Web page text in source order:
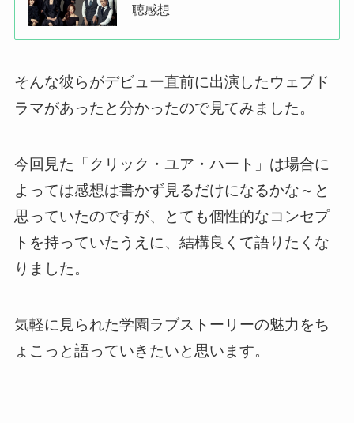
聴感想
そんな彼らがデビュー直前に出演したウェブド
ラマがあった と分かったので見てみました。
今回見た「クリック・ユア・ハート」は場合に
よっては感想は書かず見るだけになるかな～と
思っていたのですが、とても個性的なコンセプ
トを持っていたうえに、結構良くて語りたくな
りました。
気軽に見られた学園ラブストーリーの魅力をち
ょこっと語っていきたいと思います。